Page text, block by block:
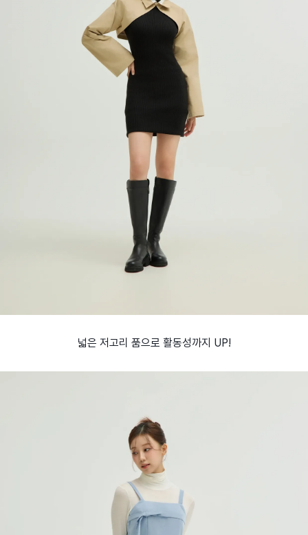
넓은 저고리 품으로 활동성까지 UP!